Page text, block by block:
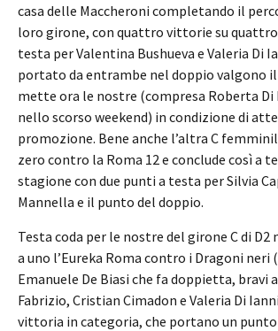
casa delle Maccheroni completando il
loro girone, con quattro vittorie su
testa per Valentina Bushueva e Valeria Di
portato da entrambe nel doppio valgono
mette ora le nostre (compresa Roberta Di
nello scorso weekend) in condizione di
promozione. Bene anche l’altra C
zero contro la Roma 12 e conclude così a
stagione con due punti a testa per Silvia
Mannella e il punto del doppio.
Testa coda per le nostre del girone C di D2
a uno l’Eureka Roma contro i Dragoni neri
Emanuele De Biasi che fa doppietta, bravi
Fabrizio, Cristian Cimadon e Valeria Di
vittoria in categoria, che portano un punto